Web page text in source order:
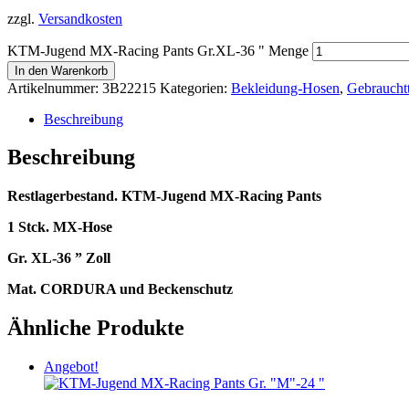
zzgl. Versandkosten
KTM-Jugend MX-Racing Pants Gr.XL-36 " Menge
In den Warenkorb
Artikelnummer: 3B22215 Kategorien: Bekleidung-Hosen,
Beschreibung
Beschreibung
Restlagerbestand. KTM-Jugend MX-Racing Pants
1 Stck. MX-Hose
Gr. XL-36 ” Zoll
Mat. CORDURA und Beckenschutz
Ähnliche Produkte
Angebot!